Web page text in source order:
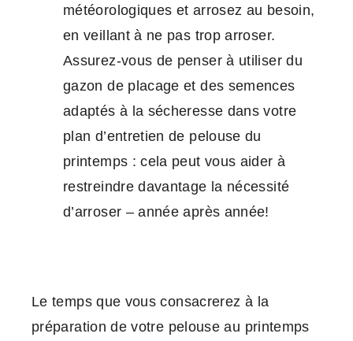
météorologiques et arrosez au besoin,
en veillant à ne pas trop arroser.
Assurez-vous de penser à utiliser du
gazon de placage et des semences
adaptés à la sécheresse dans votre
plan d’entretien de pelouse du
printemps : cela peut vous aider à
restreindre davantage la nécessité
d’arroser – année après année!
Le temps que vous consacrerez à la
préparation de votre pelouse au printemps